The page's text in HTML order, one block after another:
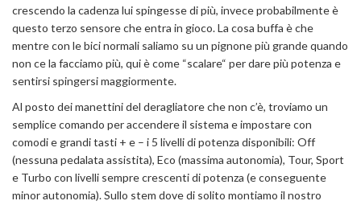
crescendo la cadenza lui spingesse di più, invece probabilmente è
questo terzo sensore che entra in gioco. La cosa buffa è che
mentre con le bici normali saliamo su un pignone più grande quando
non ce la facciamo più, qui è come “scalare“ per dare più potenza e
sentirsi spingersi maggiormente.
Al posto dei manettini del deragliatore che non c’è, troviamo un
semplice comando per accendere il sistema e impostare con
comodi e grandi tasti + e – i 5 livelli di potenza disponibili: Off
(nessuna pedalata assistita), Eco (massima autonomia), Tour, Sport
e Turbo con livelli sempre crescenti di potenza (e conseguente
minor autonomia). Sullo stem dove di solito montiamo il nostro